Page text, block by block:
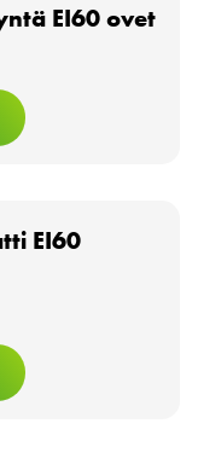
EI60 ovet
EI60